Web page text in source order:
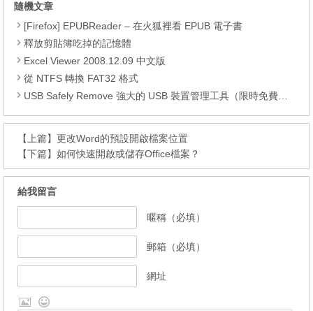
隨機文章
[Firefox] EPUBReader – 在火狐裡看 EPUB 電子書
釋放剪貼簿吃掉的記憶體
Excel Viewer 2008.12.09 中文版
從 NTFS 轉換 FAT32 格式
USB Safely Remove 強大的 USB 裝置管理工具（限時免費下載）
【上篇】更改Word的預設開啟檔案位置
【下篇】如何快速開啟或儲存Office檔案？
給我留言
暱稱（必填）
郵箱（必填）
網址